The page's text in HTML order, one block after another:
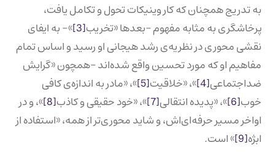
به تدریج همچنان که کار وینیکات تحول و تکامل یافت،
پرخاشگری به مثابه مفهوم –بعدها «تخریب[3] »- به ایفای
نقشی محوری در نظریه‌ی رشد هیجانی او رسید و اساس تمام
مفاهیم او که مورد تحسین واقع شده‌اند –همچون «گرایش
ضداجتماعی[4] »، «خلاقیت[5] »، «مادر به اندازه‌ی کافی
خوب[6] »، «پدیده انتقالی[7] »، «خود حقیقی و کاذب[8] »، و در
اواخر مسیر حرفه‌ای‌اش، و شاید محوری‌تر از همه، «استفاده از
ابژه[9] » است.